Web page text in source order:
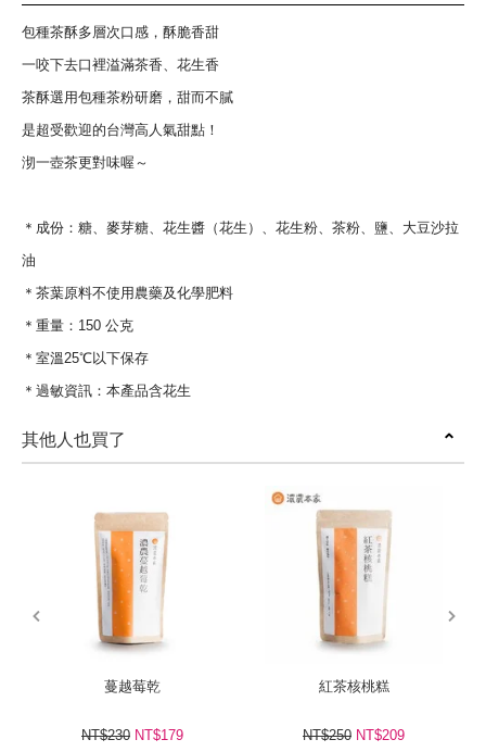
包種茶酥多層次口感，酥脆香甜
一咬下去口裡溢滿茶香、花生香
茶酥選用包種茶粉研磨，甜而不膩
是超受歡迎的台灣高人氣甜點！
沏一壺茶更對味喔～
＊成份：糖、麥芽糖、花生醬（花生）、花生粉、茶粉、鹽、大豆沙拉
油
＊茶葉原料不使用農藥及化學肥料
＊重量：150 公克
＊室溫25℃以下保存
＊過敏資訊：本產品含花生
其他人也買了
蔓越莓乾
NT$230 NT$179
紅茶核桃糕
NT$250 NT$209